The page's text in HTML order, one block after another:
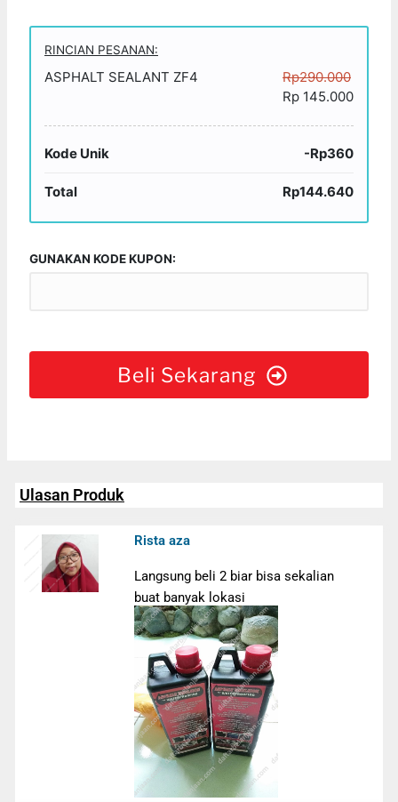
RINCIAN PESANAN:
ASPHALT SEALANT ZF4
Rp290.000
Rp 145.000
Kode Unik -Rp360
Total Rp144.640
GUNAKAN KODE KUPON:
Beli Sekarang
Ulasan Produk
Rista aza
Langsung beli 2 biar bisa sekalian
buat banyak lokasi